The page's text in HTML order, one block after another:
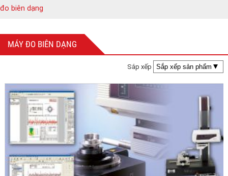
đo biên dạng
MÁY ĐO BIÊN DẠNG
Sắp xếp